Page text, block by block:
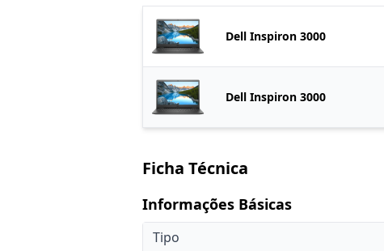
Dell Inspiron 3000
Dell Inspiron 3000
Ficha Técnica
Informações Básicas
Tipo